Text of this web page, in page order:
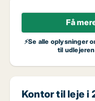
Få
⚡Se alle oplysninger
til
Kontor til leje i